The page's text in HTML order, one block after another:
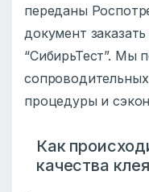
переданы
документ
“СибирьТест”. Мы
процедуры и
Как
качества